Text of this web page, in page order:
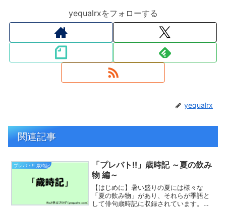
yequalrxをフォローする
yequalrx
関連記事
プレバト!! 歳時記
「プレバト!!」歳時記 ～夏の飲み
物 編～
【はじめに】暑い盛りの夏には様々な
「夏の飲み物」があり、それらが季語と
して俳句歳時記に収録されています。今